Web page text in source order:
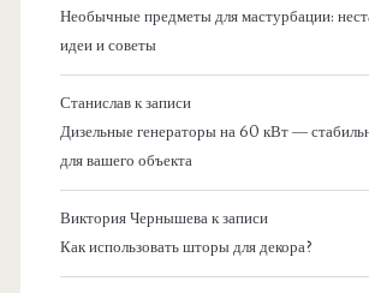
Необычные предметы для мастурбации:
идеи и советы
Станиславк записи
Дизельные генераторы на 60 кВт —
для вашего объекта
Виктория Чернышевак записи
Как использовать шторы для декора?